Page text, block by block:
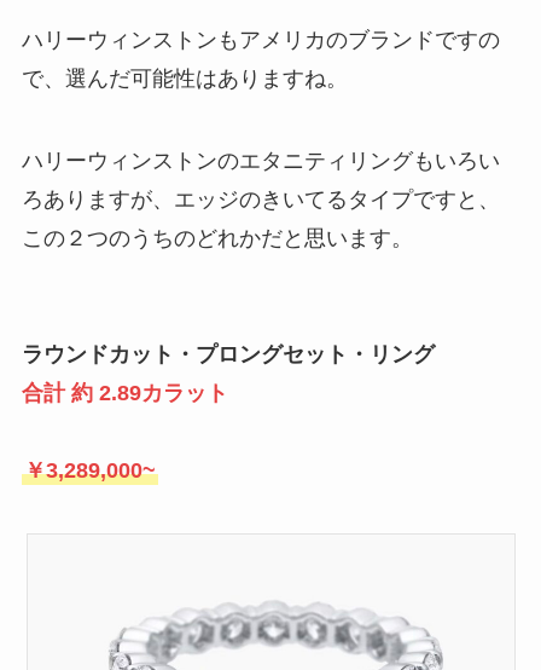
ハリーウィンストンもアメリカのブランドですの
で、選んだ可能性はありますね。
ハリーウィンストンのエタニティリングもいろい
ろありますが、エッジのきいてるタイプですと、
この２つのうちのどれかだと思います。
ラウンドカット・プロングセット・リング
合計 約 2.89カラット
￥3,289,000~